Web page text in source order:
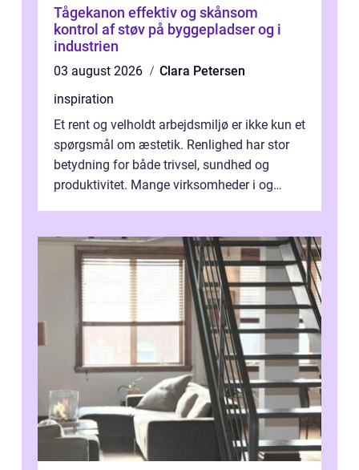
Tågekanon effektiv og skånsom
kontrol af støv på byggepladser og i
industrien
03 august 2026
Clara Petersen
inspiration
Et rent og velholdt arbejdsmiljø er ikke kun et
spørgsmål om æstetik. Renlighed har stor
betydning for både trivsel, sundhed og
produktivitet. Mange virksomheder i og